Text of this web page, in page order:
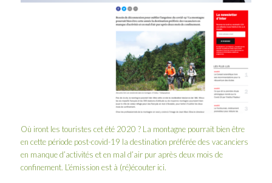
Où iront les touristes cet été 2020 ? La montagne pourrait bien être
en cette période post-covid-19 la destination préférée des vacanciers
en manque d’activités et en mal d’air pur après deux mois de
confinement. L’émission est à (ré)écouter ici.